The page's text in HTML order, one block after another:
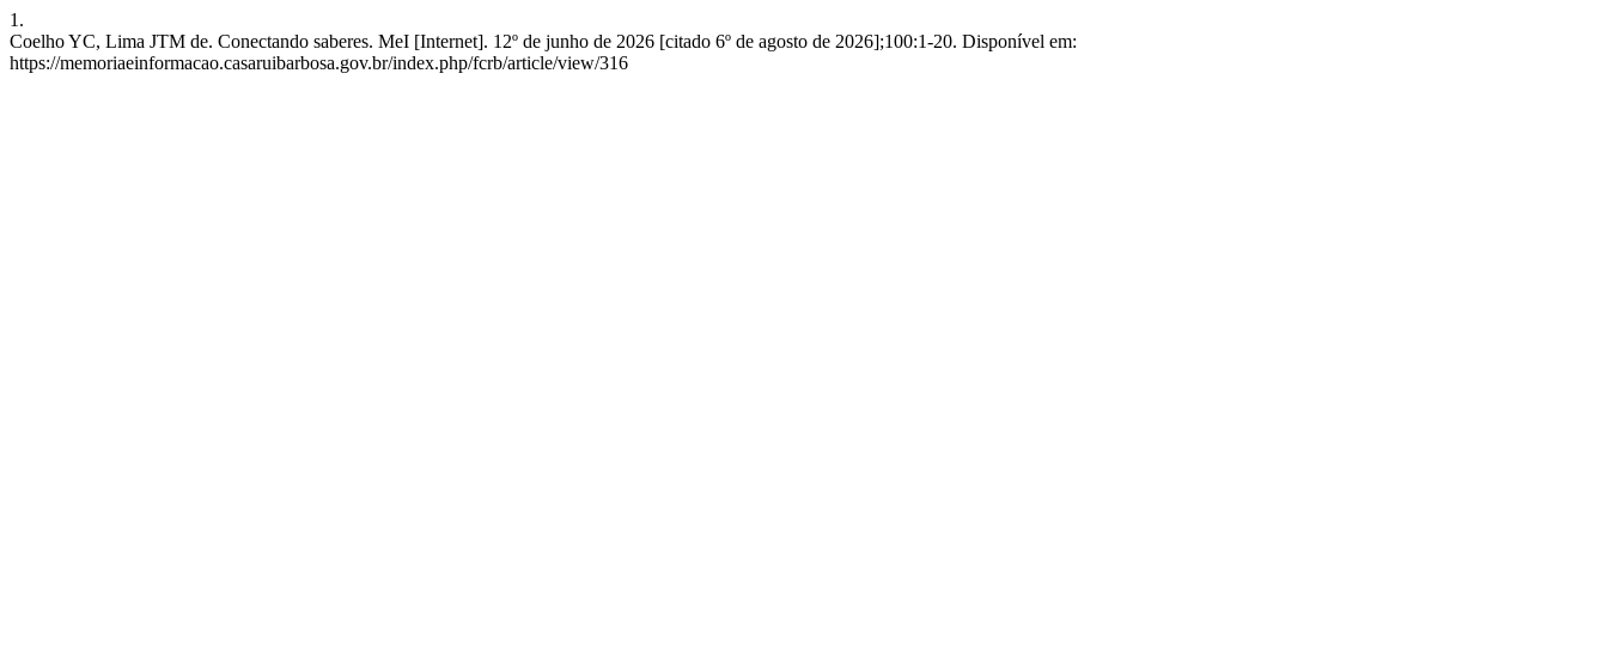
1.
Coelho YC, Lima JTM de. Conectando saberes. MeI [Internet]. 12º de junho de 2026 [citado 6º de agosto de 2026];100:1-20. Disponível em:
https://memoriaeinformacao.casaruibarbosa.gov.br/index.php/fcrb/article/view/316